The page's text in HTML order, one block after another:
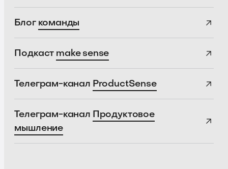
Блог команды
Подкаст make sense
Телеграм-канал ProductSense
Телеграм-канал Продуктовое
мышление